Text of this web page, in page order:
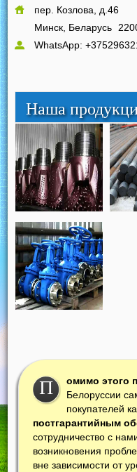
пер. Козлова, д.46
Минск, Беларусь
WhatsApp:
Наша
П омимо этого
Белоруссии
покупателей
постгарантийным
сотрудничество с
возникновения
вне зависимости от